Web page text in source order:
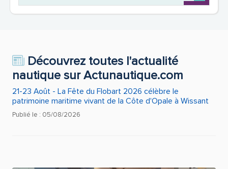
Découvrez toutes l'actualité
nautique sur Actunautique.com
21-23 Août - La Fête du Flobart 2026 célèbre le
patrimoine maritime vivant de la Côte d'Opale à Wissant
Publié le : 05/08/2026